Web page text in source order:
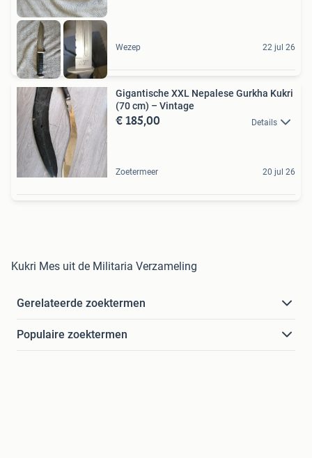
Wezep 22 jul 26
Gigantische XXL Nepalese Gurkha Kukri
(70 cm) – Vintage
€ 185,00 Details
Zoetermeer 20 jul 26
Kukri Mes uit de Militaria Verzameling
Gerelateerde zoektermen
Populaire zoektermen